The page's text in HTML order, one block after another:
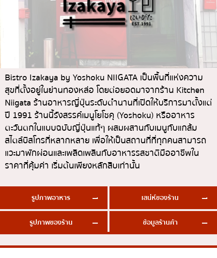
ชาบูชาบู/สุกี้ยากี้
แกงกะหรี่ญี่ปุ่น
ไก่ย่างเสียบไม้สไตล์ญี่ปุ่น
โซบะ/อุด้ง
ขนมหวานญี่ปุ่น
เทมปุระ
โอมากาเสะ
ร้านอาหารญี่ปุ่นระดับพรีเมียม
ซาชิมิ/อาหารทะเล
ปลาไหลย่าง
ข้าวปั้นญี่ปุ่น
โอโคโนมิยากิ/เทปปันยากิ
ทองหล่อ
เอกมัย
พร้อมพงษ์
อโศก
อารีย์
สีลม
สาทร
อ่อนนุช
พระราม 9
พระโขนง
เพลินจิต
ชิดลม
บางนา
บทความที่KOLแนะนำ
Bistro Izakaya by Yoshoku NIIGATA เป็นพื้นที่แห่งความ
สุขที่ตั้งอยู่ในย่านทองหล่อ โดยต่อยอดมาจากร้าน Kitchen
Niigata ร้านอาหารญี่ปุ่นระดับตำนานที่เปิดให้บริการมาตั้งแต่
ปี 1991 ร้านนี้รังสรรค์เมนูโยโชคุ (Yoshoku) หรืออาหาร
ตะวันตกในแบบฉบับญี่ปุ่นแท้ๆ ผสมผสานกับเมนูกับแกล้ม
สไตล์บิสโทรที่หลากหลาย เพื่อให้เป็นสถานที่ที่ทุกคนสามารถ
แวะมาพักผ่อนและเพลิดเพลินกับอาหารรสชาติมืออาชีพใน
ราคาที่คุ้มค่า เริ่มต้นเพียงหลักสิบเท่านั้น
รูปภาพอาหาร เสน่ห์ของร้าน
รูปภาพของร้าน ข้อมูลร้านค้า